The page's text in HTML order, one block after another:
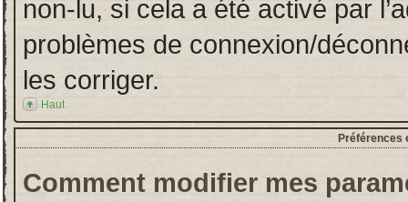
non-lu, si cela a été activé par
problèmes de connexion/
les corriger.
Haut
Préférences
Comment modifier mes